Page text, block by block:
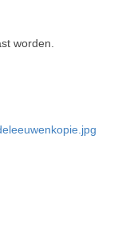
worden.